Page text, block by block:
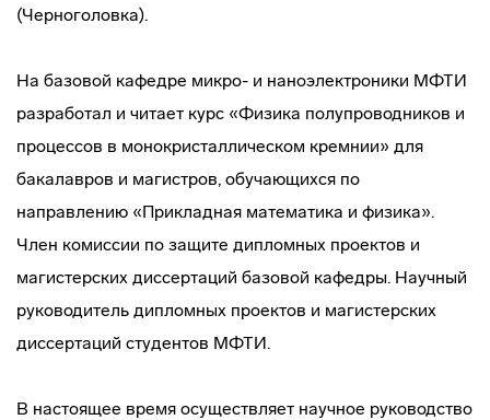
(Черноголовка).
На базовой кафедре микро- и наноэлектроники МФТИ
разработал и читает курс «Физика полупроводников и
процессов в монокристаллическом кремнии» для
бакалавров и магистров, обучающихся по
направлению «Прикладная математика и физика».
Член комиссии по защите дипломных проектов и
магистерских диссертаций базовой кафедры. Научный
руководитель дипломных проектов и магистерских
диссертаций студентов МФТИ.
В настоящее время осуществляет научное руководство